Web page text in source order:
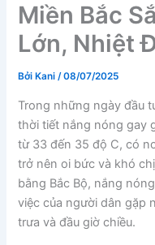
Miền Bắc
Lớn, Nhiệt
Bởi Kani/08/07/2025
Trong những ngày đầu
thời tiết nắng nóng gay
từ 33 đến 35 độ C, có
trở nên oi bức và khó
bằng Bắc Bộ, nắng
việc của người dân gặp
trưa và đầu giờ chiều.